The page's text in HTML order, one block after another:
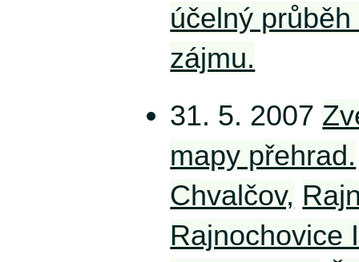
účelný
zájmu.
31. 5. 2007
mapy přehrad.
Chvalčov,
Rajnochovice